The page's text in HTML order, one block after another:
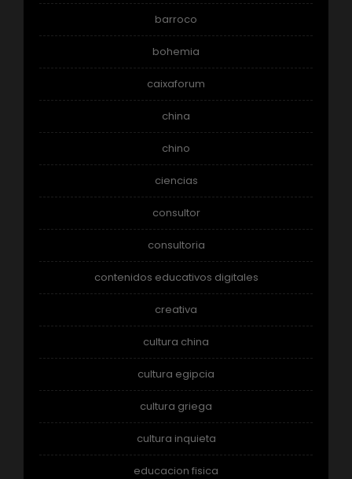
barroco
bohemia
caixaforum
china
chino
ciencias
consultor
consultoria
contenidos educativos digitales
creativa
cultura china
cultura egipcia
cultura griega
cultura inquieta
educacion fisica